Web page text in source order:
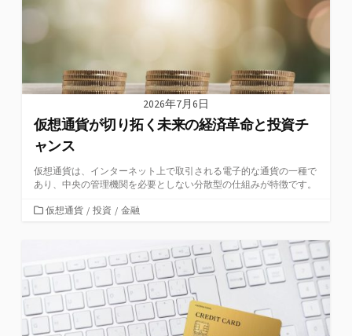
2026年7月6日
仮想通貨が切り拓く未来の経済革命と投資チ
ャンス
仮想通貨は、インターネット上で取引される電子的な通貨の一種で
あり、中央の管理機関を必要としない分散型の仕組みが特徴です。
カ
ー
仮想通貨 / 投資 / 金融